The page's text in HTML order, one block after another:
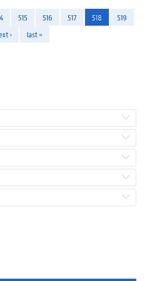
515 516 517 518
519
› last »